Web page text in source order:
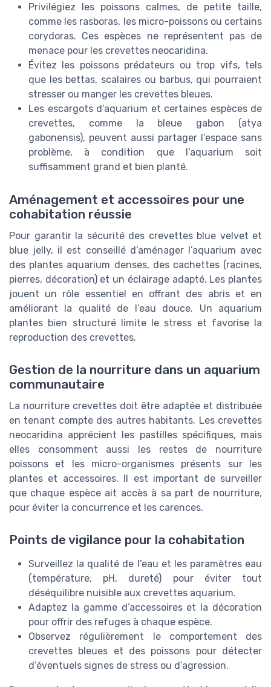
Privilégiez les poissons calmes, de petite taille,
comme les rasboras, les micro-poissons ou certains
corydoras. Ces espèces ne représentent pas de
menace pour les crevettes neocaridina.
Évitez les poissons prédateurs ou trop vifs, tels
que les bettas, scalaires ou barbus, qui pourraient
stresser ou manger les crevettes bleues.
Les escargots d’aquarium et certaines espèces de
crevettes, comme la bleue gabon (atya
gabonensis), peuvent aussi partager l’espace sans
problème, à condition que l’aquarium soit
suffisamment grand et bien planté.
Aménagement et accessoires pour une
cohabitation réussie
Pour garantir la sécurité des crevettes blue velvet et
blue jelly, il est conseillé d’aménager l’aquarium avec
des plantes aquarium denses, des cachettes (racines,
pierres, décoration) et un éclairage adapté. Les plantes
jouent un rôle essentiel en offrant des abris et en
améliorant la qualité de l’eau douce. Un aquarium
plantes bien structuré limite le stress et favorise la
reproduction des crevettes.
Gestion de la nourriture dans un aquarium
communautaire
La nourriture crevettes doit être adaptée et distribuée
en tenant compte des autres habitants. Les crevettes
neocaridina apprécient les pastilles spécifiques, mais
elles consomment aussi les restes de nourriture
poissons et les micro-organismes présents sur les
plantes et accessoires. Il est important de surveiller
que chaque espèce ait accès à sa part de nourriture,
pour éviter la concurrence et les carences.
Points de vigilance pour la cohabitation
Surveillez la qualité de l’eau et les paramètres eau
(température, pH, dureté) pour éviter tout
déséquilibre nuisible aux crevettes aquarium.
Adaptez la gamme d’accessoires et la décoration
pour offrir des refuges à chaque espèce.
Observez régulièrement le comportement des
crevettes bleues et des poissons pour détecter
d’éventuels signes de stress ou d’agression.